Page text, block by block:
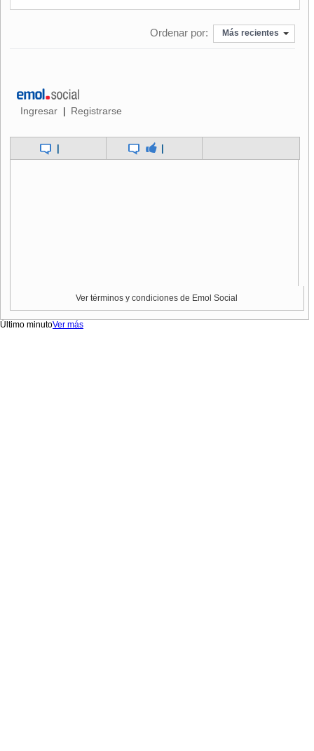
Ordenar por: Más recientes
Ingresar | Registrarse
| |
Ver términos y condiciones de Emol Social
Último minutoVer más